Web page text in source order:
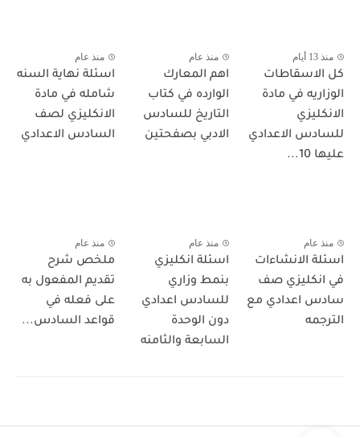
منذ 13 أيام
كل الاسقاطات
الوزاريه في مادة
الانكليزي
للسادس الاعدادي
عليها 10...
منذ عام
اهم المعارك
الوارده في كتاب
التاريخ للسادس
الادبي بصفحتين
منذ عام
اسئلة نهاية السنه
شامله في مادة
الانكليزي لصف
السادس الاعدادي
منذ عام
اسئلة الانشاءات
في انكليزي صف
سادس اعدادي مع
الترجمه
منذ عام
اسئلة انكليزي
بنمط وزاري
للسادس اعدادي
دون الوحدة
السابعة والثامنه
منذ عام
ملخص شرح
تقديم المفعول به
على فعله في
قواعد السادس...